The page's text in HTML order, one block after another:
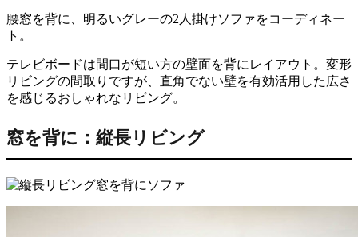
腰窓を背に、明るいグレーの2人掛けソファをコーディネー
ト。
テレビボードは間口が短い方の壁面を背にレイアウト。変形
リビングの間取りですが、直角でない壁を有効活用した広さ
を感じるおしゃれなリビング。
窓を背に：縦長リビング